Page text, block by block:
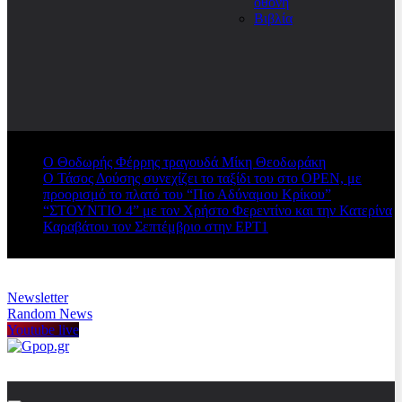
Βιβλία
Ο Θοδωρής Φέρρης τραγουδά Μίκη Θεοδωράκη
Ο Τάσος Δούσης συνεχίζει το ταξίδι του στο OPEN, με
προορισμό το πλατό του “Πιο Αδύναμου Κρίκου”
“ΣΤΟΥΝΤΙΟ 4” με τον Χρήστο Φερεντίνο και την Κατερίνα
Καραβάτου τον Σεπτέμβριο στην ΕΡΤ1
Newsletter
Random News
Youtube live